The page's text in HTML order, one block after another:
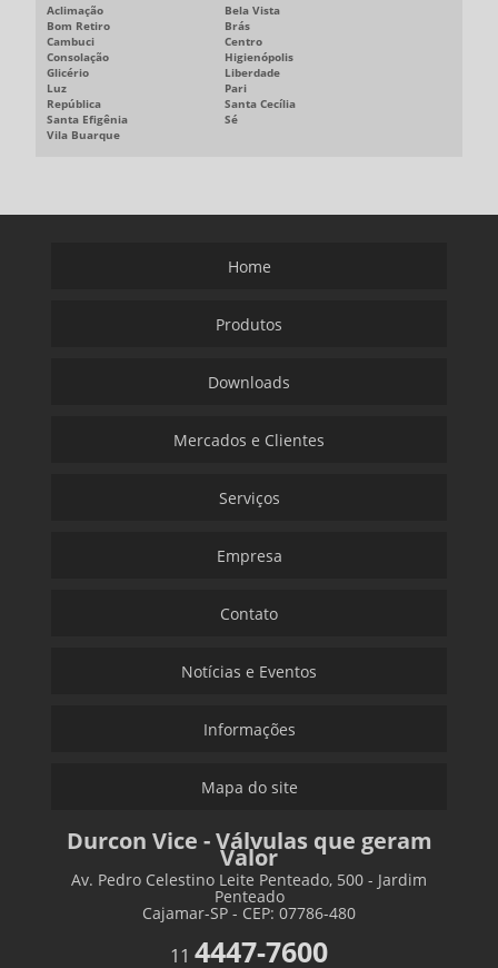
Aclimação
Bela Vista
Bom Retiro
Brás
Cambuci
Centro
Consolação
Higienópolis
Glicério
Liberdade
Luz
Pari
República
Santa Cecília
Santa Efigênia
Sé
Vila Buarque
Home
Produtos
Downloads
Mercados e Clientes
Serviços
Empresa
Contato
Notícias e Eventos
Informações
Mapa do site
Durcon Vice - Válvulas que geram
Valor
Av. Pedro Celestino Leite Penteado, 500 - Jardim
Penteado
Cajamar-SP - CEP: 07786-480
11 4447-7600